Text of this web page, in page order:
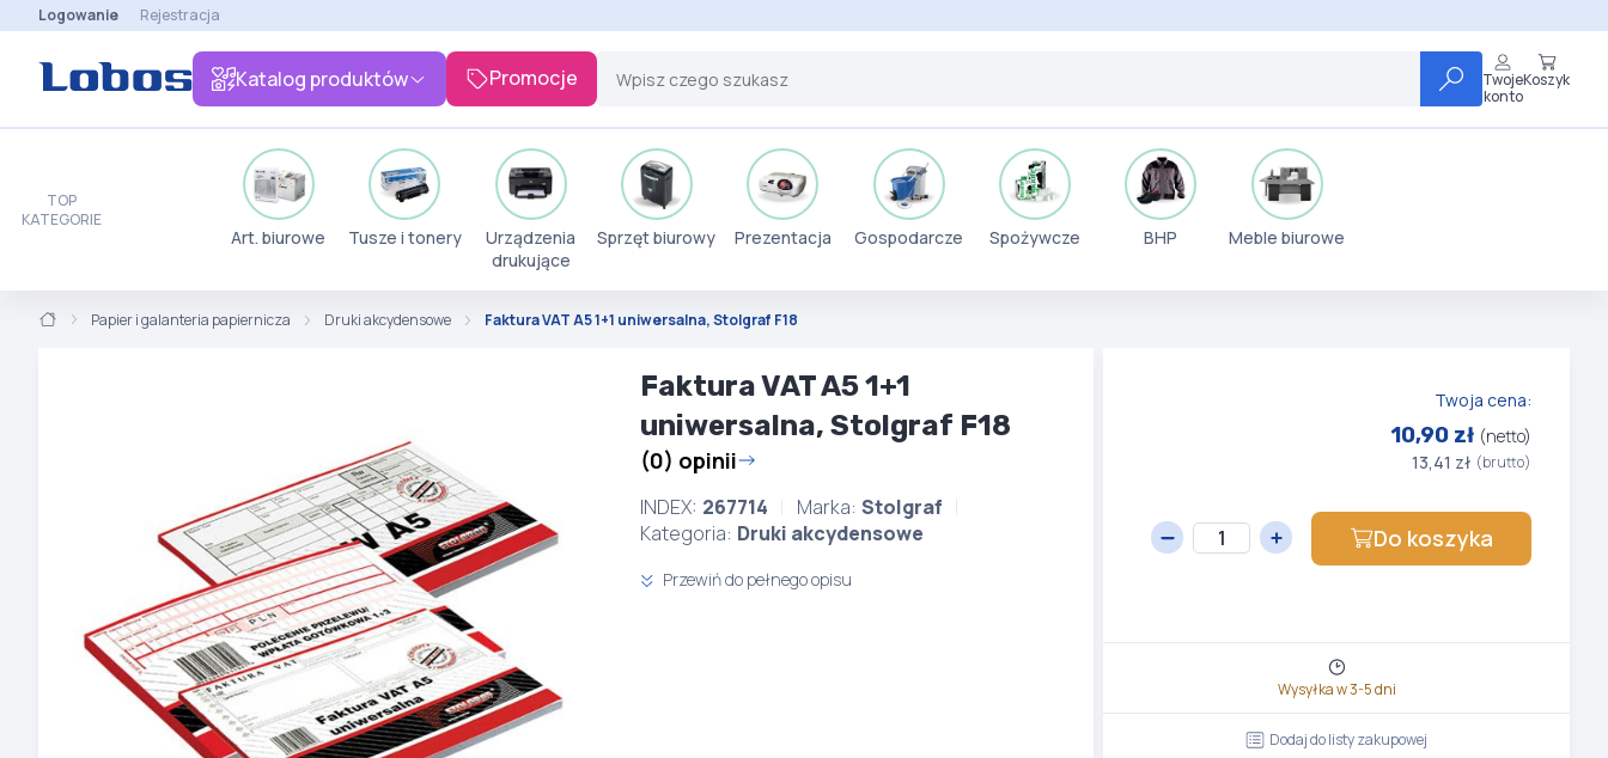
Logowanie Rejestracja
Katalog produktów Promocje
Twoje
konto
Koszyk
TOP
KATEGORIE
Art. biurowe Tusze i tonery
Urządzenia
drukujące
Sprzęt biurowy Prezentacja Gospodarcze Spożywcze BHP Meble biurowe
Papier i galanteria papiernicza Druki akcydensowe Faktura VAT A5 1+1 uniwersalna, Stolgraf F18
Faktura VAT A5 1+1
uniwersalna, Stolgraf F18
(0) opinii
INDEX: 267714 Marka: Stolgraf
Kategoria: Druki akcydensowe
Przewiń do pełnego opisu
Twoja cena:
10,90 zł (netto)
13,41 zł (brutto)
Do koszyka
Wysyłka w 3-5 dni
Dodaj do listy zakupowej